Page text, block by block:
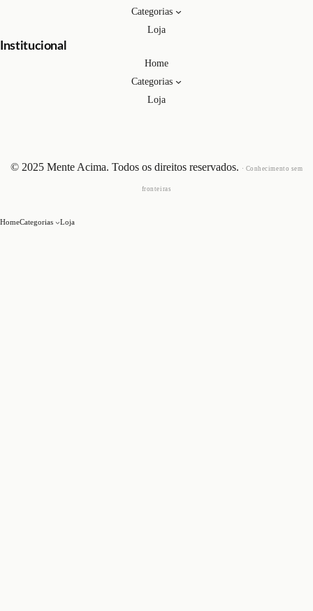
Categorias
Loja
Institucional
Home
Categorias
Loja
© 2025 Mente Acima. Todos os direitos reservados. · Conhecimento sem
fronteiras
HomeCategorias Loja